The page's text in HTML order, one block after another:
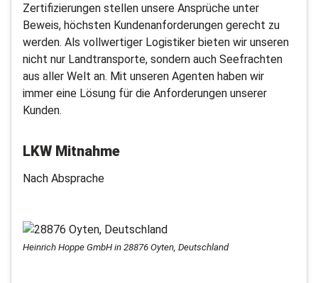
Zertifizierungen stellen unsere Ansprüche unter
Beweis, höchsten Kundenanforderungen gerecht zu
werden. Als vollwertiger Logistiker bieten wir unseren
nicht nur Landtransporte, sondern auch Seefrachten
aus aller Welt an. Mit unseren Agenten haben wir
immer eine Lösung für die Anforderungen unserer
Kunden.
LKW Mitnahme
Nach Absprache
Heinrich Hoppe GmbH in 28876 Oyten, Deutschland